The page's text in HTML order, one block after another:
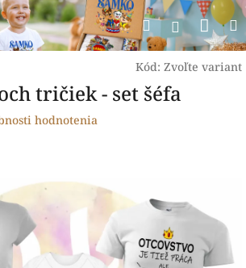
Hľadať
Kód: Zvoľte variant
tričiek - set šéfa
hodnotenia